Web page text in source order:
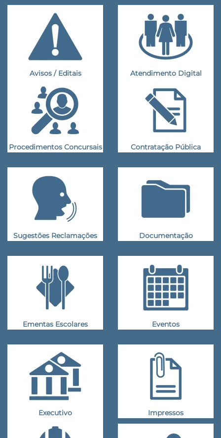
Avisos / Editais Atendimento Digital
Procedimentos Concursais Contratação Pública
Sugestões Reclamações Documentação
Ementas Escolares Eventos
Executivo Impressos